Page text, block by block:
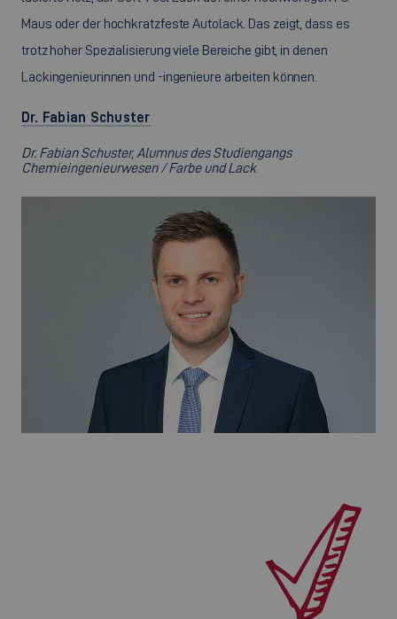
Maus oder der hochkratzfeste Autolack. Das zeigt, dass es
trotz hoher Spezialisierung viele Bereiche gibt, in denen
Lackingenieurinnen und -ingenieure arbeiten können.
Dr. Fabian Schuster
Dr. Fabian Schuster, Alumnus des Studiengangs
Chemieingenieurwesen / Farbe und Lack